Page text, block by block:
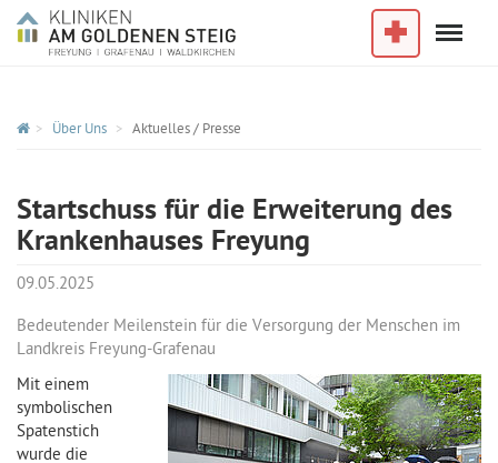
Im NotfallMenu
Über Uns Aktuelles / Presse
Startschuss für die Erweiterung des
Krankenhauses Freyung
09.05.2025
Bedeutender Meilenstein für die Versorgung der Menschen im
Landkreis Freyung-Grafenau
Mit einem
symbolischen
Spatenstich
wurde die